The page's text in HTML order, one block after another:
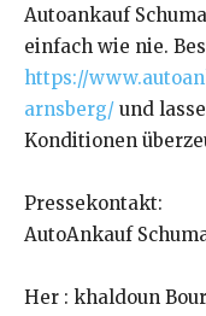
Autoankauf
einfach wie nie.
https://
arnsberg/ und
Konditionen
Pressekontakt:
AutoAnkauf
Her : khaldoun